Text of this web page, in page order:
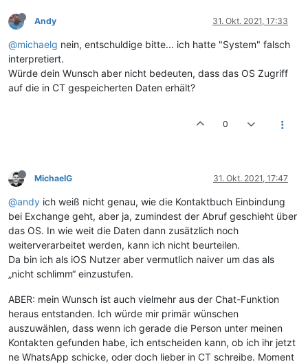
Andy 31. Okt. 2021, 17:33
@michaelg nein, entschuldige bitte... ich hatte "System" falsch
interpretiert.
Würde dein Wunsch aber nicht bedeuten, dass das OS Zugriff
auf die in CT gespeicherten Daten erhält?
0
MichaelG 31. Okt. 2021, 17:47
@andy ich weiß nicht genau, wie die Kontaktbuch Einbindung
bei Exchange geht, aber ja, zumindest der Abruf geschieht über
das OS. In wie weit die Daten dann zusätzlich noch
weiterverarbeitet werden, kann ich nicht beurteilen.
Da bin ich als iOS Nutzer aber vermutlich naiver um das als
„nicht schlimm“ einzustufen.
ABER: mein Wunsch ist auch vielmehr aus der Chat-Funktion
heraus entstanden. Ich würde mir primär wünschen
auszuwählen, dass wenn ich gerade die Person unter meinen
Kontakten gefunden habe, ich entscheiden kann, ob ich ihr jetzt
ne WhatsApp schicke, oder doch lieber in CT schreibe. Moment